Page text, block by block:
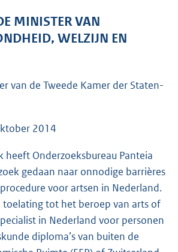
:
3
MINISTER VAN
WELZIJN EN
van de Tweede Kamer der Staten-
2014
heeft Onderzoeksbureau Panteia
gedaan naar onnodige barrières
voor artsen in Nederland.
toelating tot het beroep van arts of
in Nederland voor personen
diploma’s van buiten de